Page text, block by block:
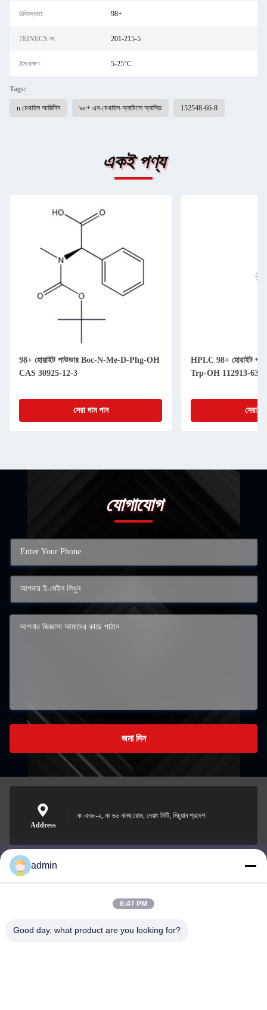
6বিশুদ্ধতা: 98+
7EINECS নং: 201-215-5
8সংরক্ষণ: 5-25°C
Tags:
n মেথাইল আর্জিনিন ৯৮+ এন-মেথাইল-অ্যামিনো অ্যাসিড 152548-66-8
একই পণ্য
98+ হোয়াইট পাউডার Boc-N-Me-D-Phg-OH
CAS 30925-12-3
সেরা দাম পান
HPLC 98+ হোয়াইট
Trp-OH 112913-63-
সেরা
যোগাযোগ
জমা দিন
Address
নং এ৩৮-২, নং ৬৬ নানহু রোড, দেয়াং সিটি, সিচুয়ান প্রদেশ
Nero@enlaibio.com
admin
6:47 PM
Good day, what product are you looking for?